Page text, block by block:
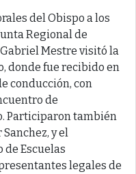
del Obispo a los
Regional de
Mestre visitó la
donde fue recibido en
conducción, con
de
Participaron también
y el
Escuelas
legales de